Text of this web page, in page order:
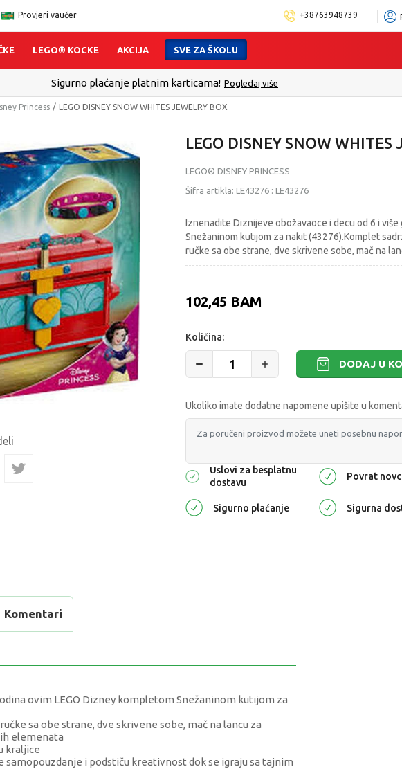
Provjeri vaučer +38763948739
LEGO® KOCKE AKCIJA SVE ZA ŠKOLU
Sigurno plaćanje platnim karticama! Pogledaj više
Princess LEGO DISNEY SNOW WHITES JEWELRY BOX
LEGO DISNEY SNOW WHITES
LEGO® DISNEY PRINCESS
Šifra artikla: LE43276 : LE43276
Iznenadite Diznijeve obožavaoce i decu od 6 i
Snežaninom kutijom za nakit (43276).Komplet
ručke sa obe strane, dve skrivene sobe, mač na
102,45 BAM
Količina:
DODAJ U
Ukoliko imate dodatne napomene upišite u
Uslovi za besplatnu
dostavu
Povrat
Sigurno plaćanje Sigurna
Komentari
ovim LEGO Dizney kompletom Snežaninom kutijom za
sa obe strane, dve skrivene sobe, mač na lancu za
elemenata
kraljice
i podstiču kreativnost dok se igraju sa tajnim